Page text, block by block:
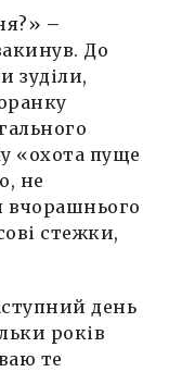
–
До
зуділи,
«охота пуще
не
вчорашнього
стежки,
день
років
те